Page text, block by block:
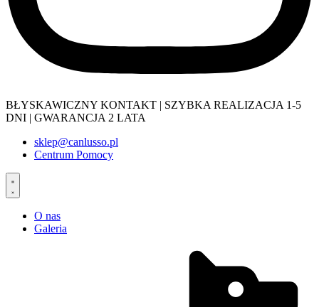
BŁYSKAWICZNY KONTAKT | SZYBKA REALIZACJA 1-5
DNI | GWARANCJA 2 LATA
sklep@canlusso.pl
Centrum Pomocy
O nas
Galeria